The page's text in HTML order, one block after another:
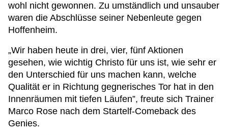
wohl nicht gewonnen. Zu umständlich und unsauber
waren die Abschlüsse seiner Nebenleute gegen
Hoffenheim.
„Wir haben heute in drei, vier, fünf Aktionen
gesehen, wie wichtig Christo für uns ist, wie sehr er
den Unterschied für uns machen kann, welche
Qualität er in Richtung gegnerisches Tor hat in den
Innenräumen mit tiefen Läufen”, freute sich Trainer
Marco Rose nach dem Startelf-Comeback des
Genies.